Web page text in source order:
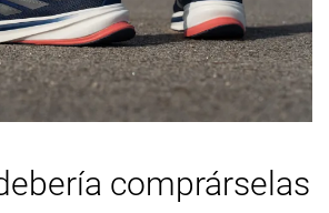
Baja Alta
Buena Buena
comprárselas